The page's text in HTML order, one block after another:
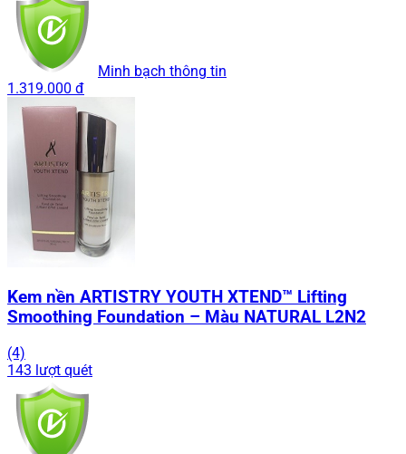
Minh bạch thông tin
1.319.000 đ
Kem nền ARTISTRY YOUTH XTEND™ Lifting
Smoothing Foundation – Màu NATURAL L2N2
(4)
143 lượt quét